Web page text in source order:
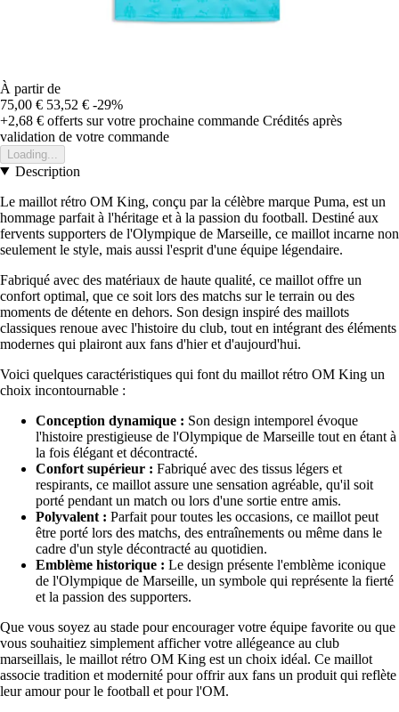
À partir de
75,00 € 53,52 € -29%
+2,68 € offerts sur votre prochaine commande Crédités après
validation de votre commande
Loading...
Description
Le maillot rétro OM King, conçu par la célèbre marque Puma, est un
hommage parfait à l'héritage et à la passion du football. Destiné aux
fervents supporters de l'Olympique de Marseille, ce maillot incarne non
seulement le style, mais aussi l'esprit d'une équipe légendaire.
Fabriqué avec des matériaux de haute qualité, ce maillot offre un
confort optimal, que ce soit lors des matchs sur le terrain ou des
moments de détente en dehors. Son design inspiré des maillots
classiques renoue avec l'histoire du club, tout en intégrant des éléments
modernes qui plairont aux fans d'hier et d'aujourd'hui.
Voici quelques caractéristiques qui font du maillot rétro OM King un
choix incontournable :
Conception dynamique : Son design intemporel évoque
l'histoire prestigieuse de l'Olympique de Marseille tout en étant à
la fois élégant et décontracté.
Confort supérieur : Fabriqué avec des tissus légers et
respirants, ce maillot assure une sensation agréable, qu'il soit
porté pendant un match ou lors d'une sortie entre amis.
Polyvalent : Parfait pour toutes les occasions, ce maillot peut
être porté lors des matchs, des entraînements ou même dans le
cadre d'un style décontracté au quotidien.
Emblème historique : Le design présente l'emblème iconique
de l'Olympique de Marseille, un symbole qui représente la fierté
et la passion des supporters.
Que vous soyez au stade pour encourager votre équipe favorite ou que
vous souhaitiez simplement afficher votre allégeance au club
marseillais, le maillot rétro OM King est un choix idéal. Ce maillot
associe tradition et modernité pour offrir aux fans un produit qui reflète
leur amour pour le football et pour l'OM.